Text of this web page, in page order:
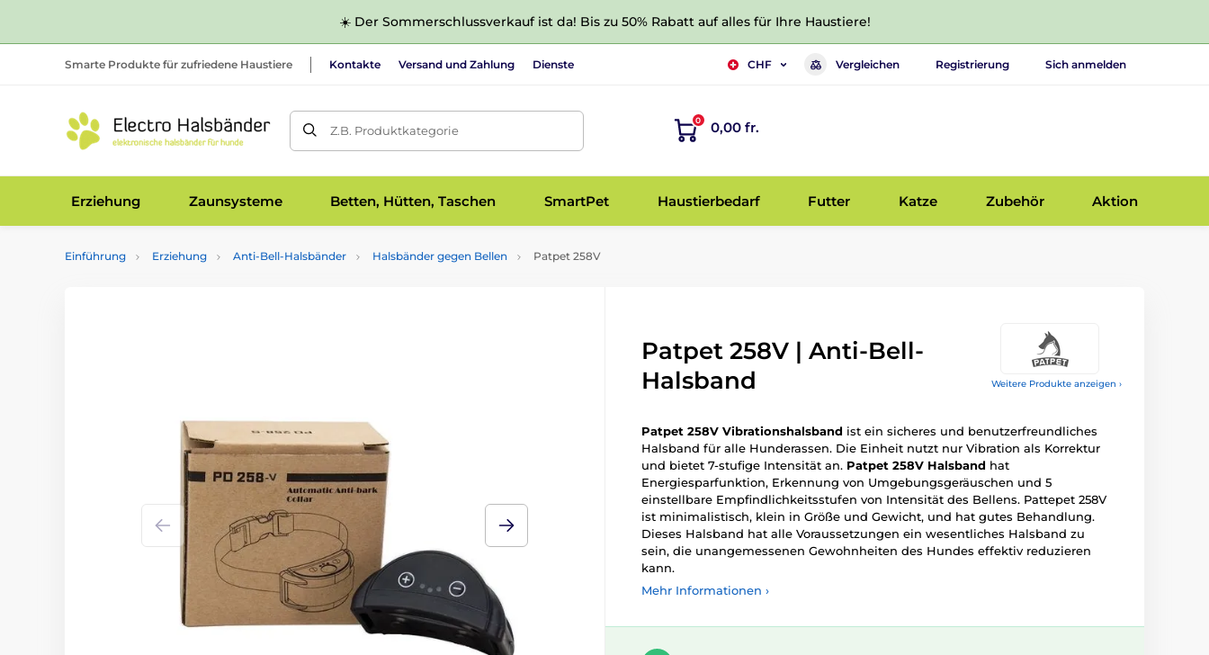
☀️ Der Sommerschlussverkauf ist da! Bis zu 50% Rabatt auf alles für Ihre Haustiere!
Smarte Produkte für zufriedene Haustiere Kontakte Versand und Zahlung Dienste CHF Vergleichen Registrierung Sich anmelden
Z.B. Produktkategorie
0 0,00 fr.
Erziehung Zaunsysteme Betten, Hütten, Taschen SmartPet Haustierbedarf Futter Katze Zubehör Aktion
Einführung Erziehung Anti-Bell-Halsbänder Halsbänder gegen Bellen Patpet 258V
Weitere Produkte anzeigen ›
Patpet 258V | Anti-Bell-
Halsband
Patpet 258V Vibrationshalsband ist ein sicheres und benutzerfreundliches
Halsband für alle Hunderassen. Die Einheit nutzt nur Vibration als Korrektur
und bietet 7-stufige Intensität an. Patpet 258V Halsband hat
Energiesparfunktion, Erkennung von Umgebungsgeräuschen und 5
einstellbare Empfindlichkeitsstufen von Intensität des Bellens. Pattepet 258V
ist minimalistisch, klein in Größe und Gewicht, und hat gutes Behandlung.
Dieses Halsband hat alle Voraussetzungen ein wesentliches Halsband zu
sein, die unangemessenen Gewohnheiten des Hundes effektiv reduzieren
kann.
Mehr Informationen ›